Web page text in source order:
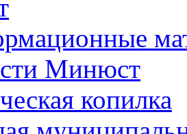
Минюст
копилка